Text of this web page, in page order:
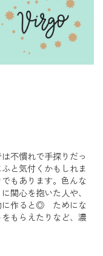
不慣れで手探りだっ
と気付くかもしれま
もあります。色んな
関心を抱いた人や、
に作ると◎ ためにな
もらえたりなど、濃